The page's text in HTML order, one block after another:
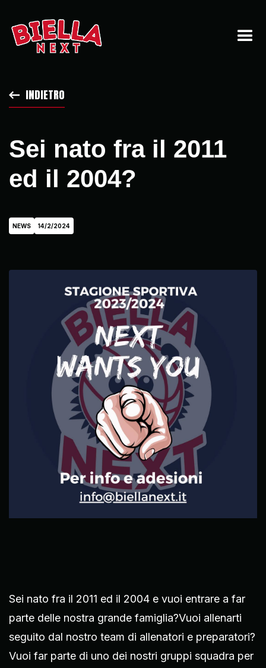
INDIETRO
Sei nato fra il 2011
ed il 2004?
NEWS 14/2/2024
Sei nato fra il 2011 ed il 2004 e vuoi entrare a far
parte delle nostra grande famiglia?Vuoi allenarti
seguito dal nostro team di allenatori e preparatori?
Vuoi far parte di uno dei nostri gruppi squadra per